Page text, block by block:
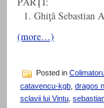
1. Ghiţă Sebastian
(more…)
Posted in
catavencu-kgb dragos
sclavii lui Vintu